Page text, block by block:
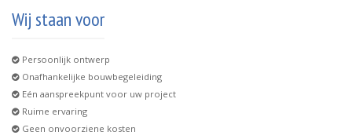
Wij staan voor
Persoonlijk ontwerp
Onafhankelijke bouwbegeleiding
Eén aanspreekpunt voor uw project
Ruime ervaring
Geen onvoorziene kosten